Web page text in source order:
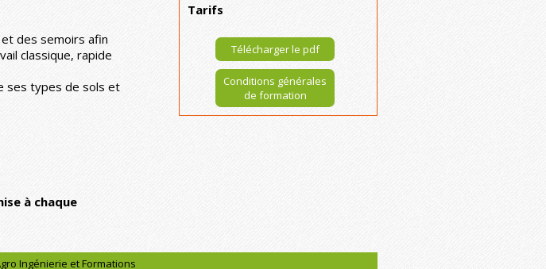
des semoirs afin
classique, rapide
ses types de sols et
à chaque
Tarifs
Télécharger le pdf
Conditions générales
de formation
Ingénierie et Formations